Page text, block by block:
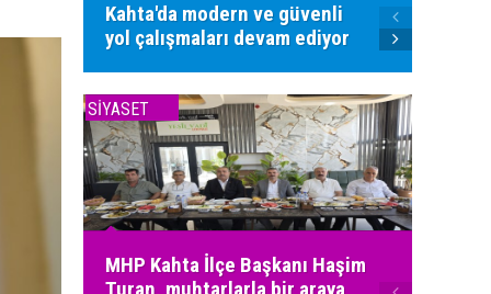
Kahta'da modern ve güvenli
yol çalışmaları devam ediyor
SİYASET
MHP Kahta İlçe Başkanı Haşim